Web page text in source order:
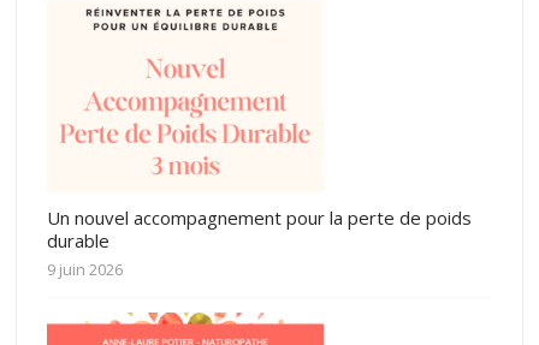
Un nouvel accompagnement pour la perte de poids
durable
9 juin 2026